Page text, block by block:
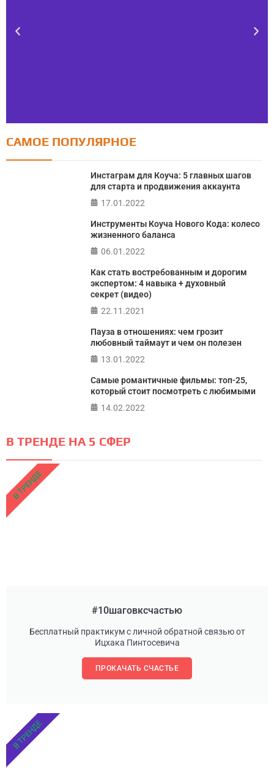
Тест FERMI
в 5 главных сферах
САМОЕ ПОПУЛЯРНОЕ
Инстаграм для Коуча: 5 главных шагов
для старта и продвижения аккаунта
17.01.2022
Инструменты Коуча Нового Кода: колесо
жизненного баланса
06.01.2022
Как стать востребованным и дорогим
экспертом: 4 навыка + духовный
секрет (видео)
22.11.2021
Пауза в отношениях: чем грозит
любовный таймаут и чем он полезен
13.01.2022
Самые романтичные фильмы: топ-25,
который стоит посмотреть с любимыми
14.02.2022
В ТРЕНДЕ НА 5 СФЕР
#10шаговксчастью
Бесплатный практикум с личной обратной связью от
Ицхака Пинтосевича
ПРОКАЧАТЬ СЧАСТЬЕ
В ТРЕНДЕ
В ТРЕНДЕ